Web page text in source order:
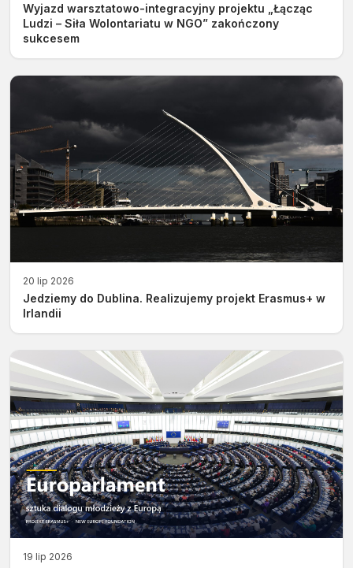
Wyjazd warsztatowo-integracyjny projektu „Łącząc
Ludzi – Siła Wolontariatu w NGO” zakończony
sukcesem
20 lip 2026
Jedziemy do Dublina. Realizujemy projekt Erasmus+ w
Irlandii
19 lip 2026